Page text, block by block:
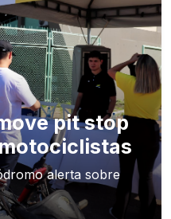
pit stop
alerta sobre